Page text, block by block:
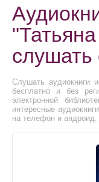
слушать
Слушать аудиокниги
бесплатно и без
электронной
интересные
на телефон и андроид.